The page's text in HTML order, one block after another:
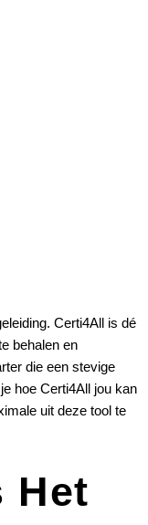
Certi4All is dé
behalen en
die een stevige
hoe Certi4All jou kan
uit deze tool te
Het